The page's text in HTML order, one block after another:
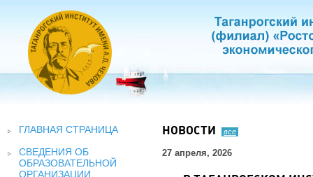
ГЛАВНАЯ СТРАНИЦА
СВЕДЕНИЯ ОБ
ОБРАЗОВАТЕЛЬНОЙ
ОРГАНИЗАЦИИ
НОВОСТИ все
27 апреля, 2026